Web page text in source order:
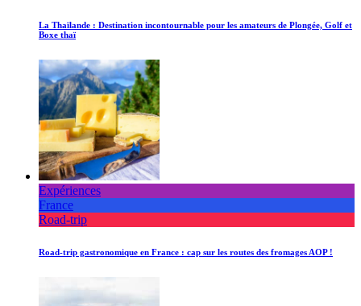
La Thaïlande : Destination incontournable pour les amateurs de Plongée, Golf et
Boxe thaï
Expériences
France
Road-trip
Road-trip gastronomique en France : cap sur les routes des fromages AOP !